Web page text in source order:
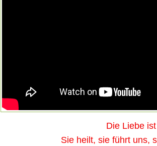
Die Liebe ist
Sie heilt, sie führt uns, sie